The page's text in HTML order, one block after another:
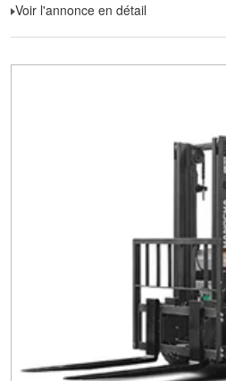
Voir l'annonce en détail